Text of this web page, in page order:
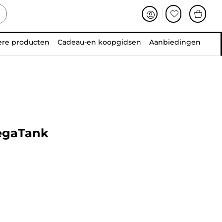
producten Cadeau-en koopgidsen Aanbiedingen